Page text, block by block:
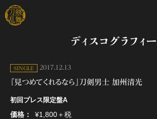
ディスコグラフィー
SINGLE 2017.12.13
『見つめてくれるなら』刀剣男士 加州清光
初回プレス限定盤A
価格
¥1,800＋税